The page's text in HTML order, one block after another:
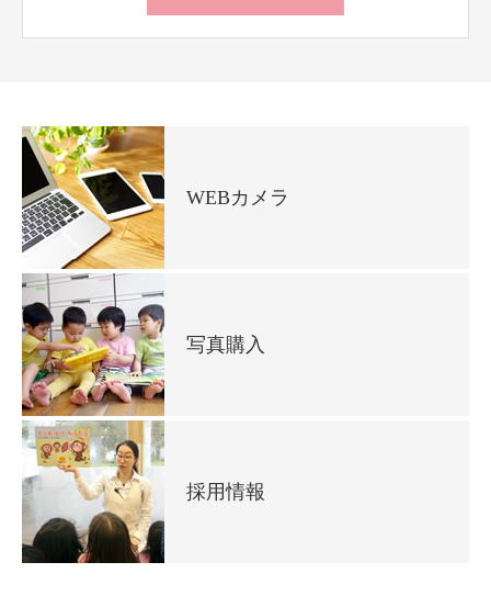
WEBカメラ
写真購入
採用情報